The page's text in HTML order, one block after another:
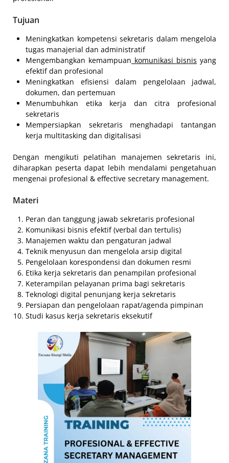
Tujuan
Meningkatkan kompetensi sekretaris dalam mengelola
tugas manajerial dan administratif
Mengembangkan kemampuan komunikasi bisnis yang
efektif dan profesional
Meningkatkan efisiensi dalam pengelolaan jadwal,
dokumen, dan pertemuan
Menumbuhkan etika kerja dan citra profesional
sekretaris
Mempersiapkan sekretaris menghadapi tantangan
kerja multitasking dan digitalisasi
Dengan mengikuti pelatihan manajemen sekretaris ini,
diharapkan peserta dapat lebih mendalami pengetahuan
mengenai profesional & effective secretary management.
Materi
Peran dan tanggung jawab sekretaris profesional
Komunikasi bisnis efektif (verbal dan tertulis)
Manajemen waktu dan pengaturan jadwal
Teknik menyusun dan mengelola arsip digital
Pengelolaan korespondensi dan dokumen resmi
Etika kerja sekretaris dan penampilan profesional
Keterampilan pelayanan prima bagi sekretaris
Teknologi digital penunjang kerja sekretaris
Persiapan dan pengelolaan rapat/agenda pimpinan
Studi kasus kerja sekretaris eksekutif